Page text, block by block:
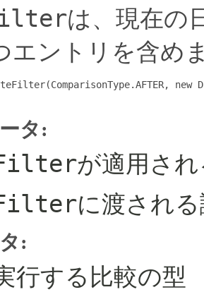
は、現在の
エントリを含め
new
タ:
が適用さ
に渡され
:
行する比較の型